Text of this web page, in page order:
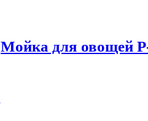
Мойка для овощей